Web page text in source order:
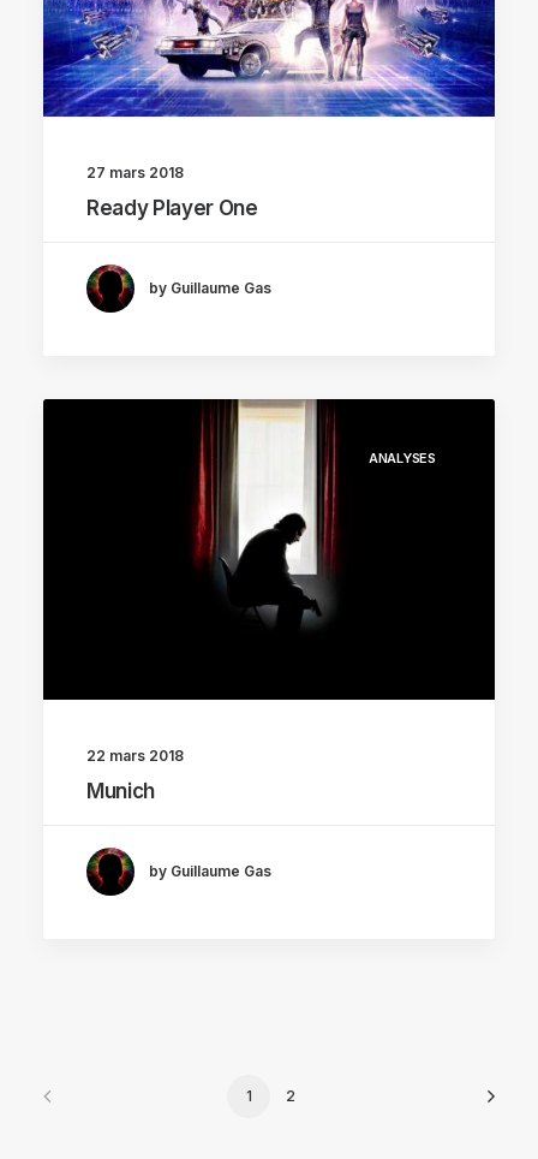
27 mars 2018
Ready Player One
by Guillaume Gas
ANALYSES
22 mars 2018
Munich
by Guillaume Gas
1 2